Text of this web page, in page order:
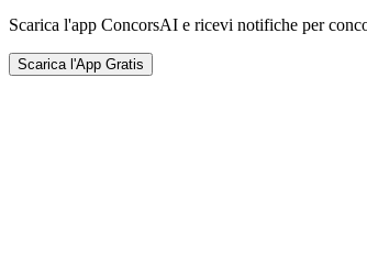
Scarica l'app ConcorsAI e ricevi notifiche per
Scarica l'App Gratis